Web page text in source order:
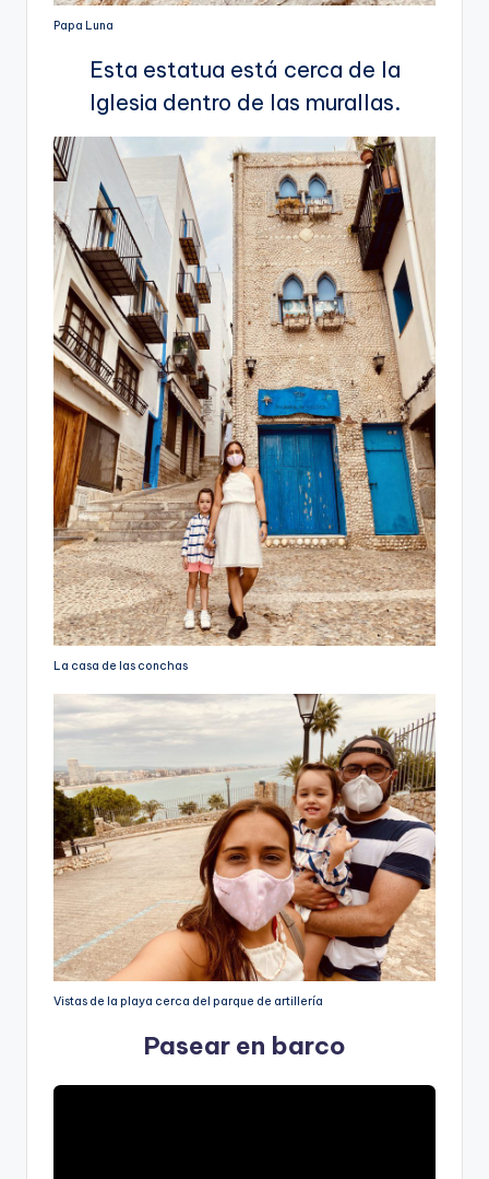
Papa Luna
Esta estatua está cerca de la
Iglesia dentro de las murallas.
La casa de las conchas
Vistas de la playa cerca del parque de artillería
Pasear en barco